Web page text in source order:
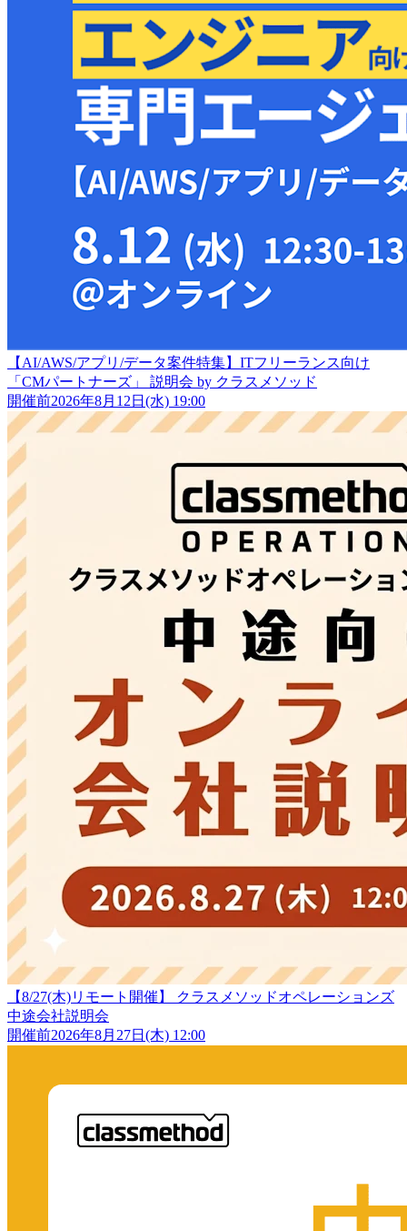
【AI/AWS/アプリ/データ案件特集】ITフリーランス向け
「CMパートナーズ」 説明会 by クラスメソッド
開催前2026年8月12日(水) 19:00
【8/27(木)リモート開催】 クラスメソッドオペレーションズ
中途会社説明会
開催前2026年8月27日(木) 12:00